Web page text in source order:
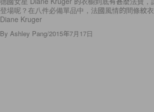
登場呢？在八件必備單品中，法國風情的間條紋
Diane Kruger
By Ashley Pang/2015年7月17日